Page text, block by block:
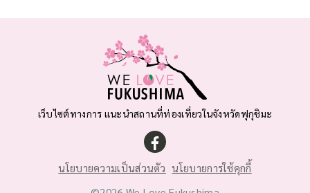
เว็บไซต์ทางการ แนะนำสถานที่ท่องเที่ยวในจังหวัดฟุกุชิมะ
นโยบายความเป็นส่วนตัว นโยบายการใช้คุกกี้